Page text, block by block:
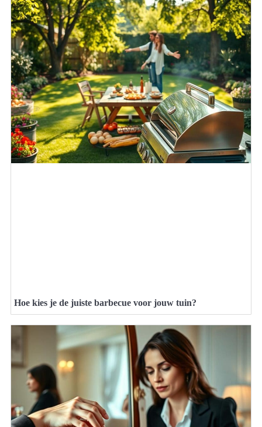
Hoe kies je de juiste barbecue voor jouw tuin?